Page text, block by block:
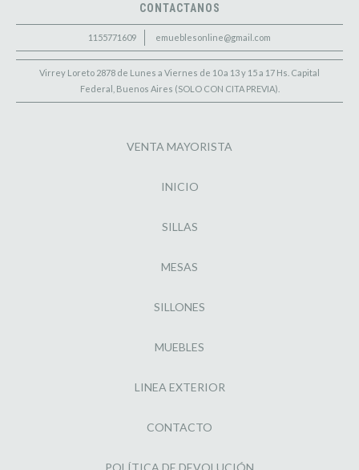
CONTACTANOS
1155771609 emueblesonline@gmail.com
Virrey Loreto 2878 de Lunes a Viernes de 10 a 13 y 15 a 17 Hs. Capital
Federal, Buenos Aires (SOLO CON CITA PREVIA).
VENTA MAYORISTA
INICIO
SILLAS
MESAS
SILLONES
MUEBLES
LINEA EXTERIOR
CONTACTO
POLÍTICA DE DEVOLUCIÓN